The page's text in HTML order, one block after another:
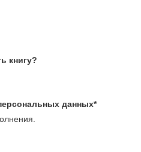
книгу?
данных*